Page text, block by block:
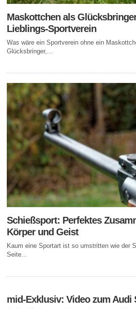
Maskottchen als
Lieblings-Sportverein
Was wäre ein Sportverein ohne ein
Glücksbringer,...
Schießsport: Perfektes
Körper und Geist
Kaum eine Sportart ist so umstritten wie der
Seite...
mid-Exklusiv: Video zum Audi